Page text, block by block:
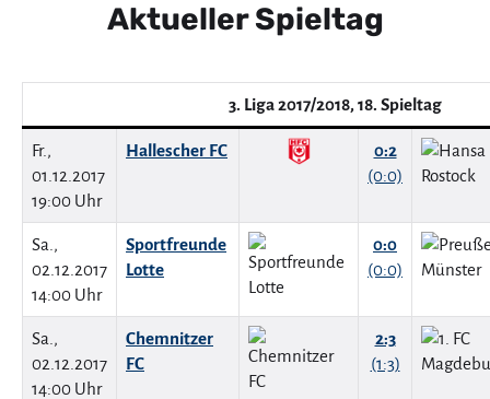
Aktueller Spieltag
3. Liga 2017/2018, 18. Spieltag
Fr.,
01.12.2017
19:00 Uhr
Hallescher FC
0:2
(0:0)
Sa.,
02.12.2017
14:00 Uhr
Sportfreunde
Lotte
0:0
(0:0)
Sa.,
02.12.2017
14:00 Uhr
Chemnitzer
FC
2:3
(1:3)